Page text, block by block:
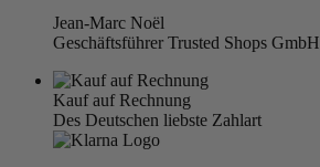
Jean-Marc Noël
Geschäftsführer Trusted Shops GmbH
Kauf auf Rechnung
Des Deutschen liebste Zahlart